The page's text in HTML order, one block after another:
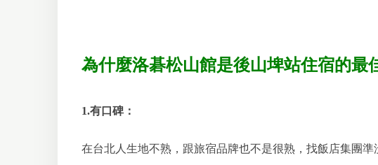
為什麼洛碁松山館是後山埤站住宿的最
1.有口碑：
在台北人生地不熟，跟旅宿品牌也不是很熟，找飯店集團